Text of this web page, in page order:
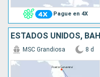
Pague en 4X
ESTADOS UNIDOS,
MSC Grandiosa 8 d